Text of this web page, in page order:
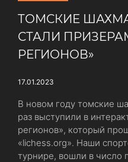
ТОМСКИЕ
СТАЛИ
РЕГИОНОВ»
17.01.2023
В новом году томские
раз выступили в
регионов», который
«lichess.org». Наши
турнире, вошли в число